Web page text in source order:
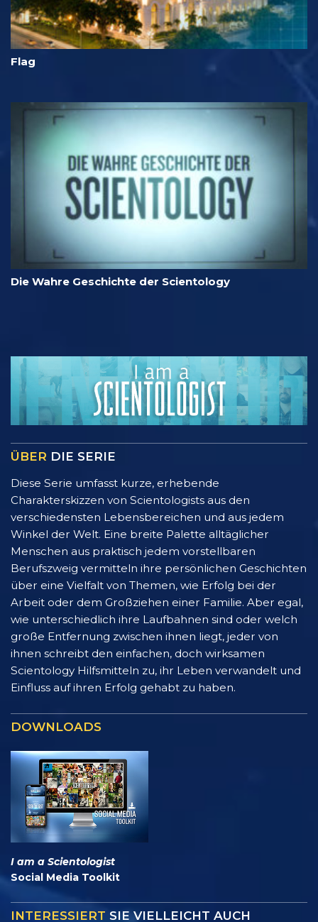
Flag
Die Wahre Geschichte der Scientology
ÜBER DIE SERIE
Diese Serie umfasst kurze, erhebende
Charakterskizzen von Scientologists aus den
verschiedensten Lebensbereichen und aus jedem
Winkel der Welt. Eine breite Palette alltäglicher
Menschen aus praktisch jedem vorstellbaren
Berufszweig vermitteln ihre persönlichen Geschichten
über eine Vielfalt von Themen, wie Erfolg bei der
Arbeit oder dem Großziehen einer Familie. Aber egal,
wie unterschiedlich ihre Laufbahnen sind oder welch
große Entfernung zwischen ihnen liegt, jeder von
ihnen schreibt den einfachen, doch wirksamen
Scientology Hilfsmitteln zu, ihr Leben verwandelt und
Einfluss auf ihren Erfolg gehabt zu haben.
DOWNLOADS
I am a Scientologist
Social Media Toolkit
INTERESSIERT SIE VIELLEICHT AUCH